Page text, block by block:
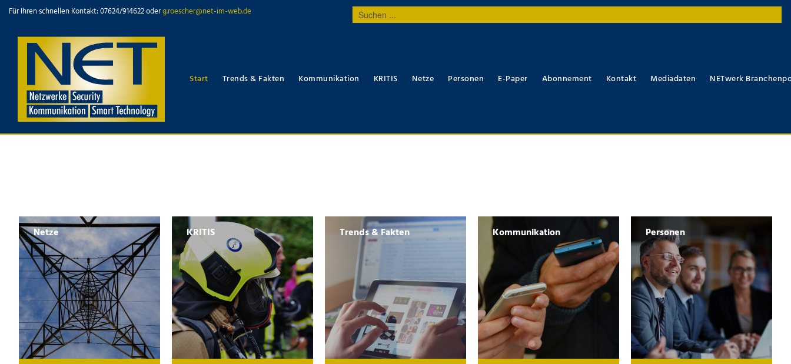
Für Ihren schnellen Kontakt: 07624/914622 oderg.roescher@net-im-web.de
Suchen
...
Start Trends & Fakten Kommunikation KRITIS Netze Personen E-Paper Abonnement Kontakt Mediadaten NETwerk
Netze KRITIS Trends & Fakten Kommunikation Personen